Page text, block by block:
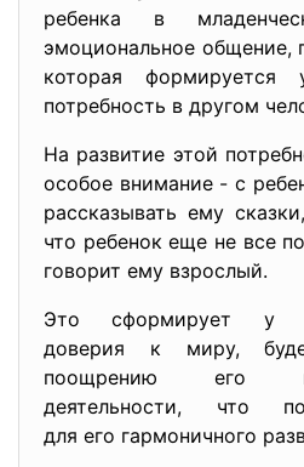
ребенка в
эмоциональное общение,
которая
потребность в другом
На развитие этой
особое внимание - с
рассказывать ему
что ребенок еще не все
говорит ему взрослый.
Это сформирует у
доверия к миру,
поощрению его
деятельности, что
для его гармоничного